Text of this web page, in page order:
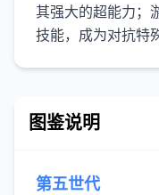
其强大的超能力；
技能，成为对抗特
图鉴说明
第五世代